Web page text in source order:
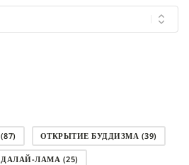
(87) ОТКРЫТИЕ БУДДИЗМА (39)
ДАЛАЙ-ЛАМА (25)